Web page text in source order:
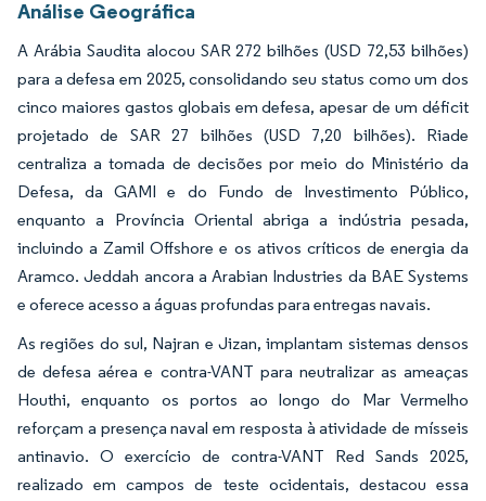
Análise Geográfica
A Arábia Saudita alocou SAR 272 bilhões (USD 72,53 bilhões)
para a defesa em 2025, consolidando seu status como um dos
cinco maiores gastos globais em defesa, apesar de um déficit
projetado de SAR 27 bilhões (USD 7,20 bilhões). Riade
centraliza a tomada de decisões por meio do Ministério da
Defesa, da GAMI e do Fundo de Investimento Público,
enquanto a Província Oriental abriga a indústria pesada,
incluindo a Zamil Offshore e os ativos críticos de energia da
Aramco. Jeddah ancora a Arabian Industries da BAE Systems
e oferece acesso a águas profundas para entregas navais.
As regiões do sul, Najran e Jizan, implantam sistemas densos
de defesa aérea e contra-VANT para neutralizar as ameaças
Houthi, enquanto os portos ao longo do Mar Vermelho
reforçam a presença naval em resposta à atividade de mísseis
antinavio. O exercício de contra-VANT Red Sands 2025,
realizado em campos de teste ocidentais, destacou essa